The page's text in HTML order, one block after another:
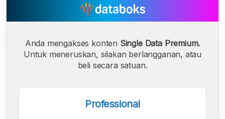
Anda mengakses konten Single Data Premium.
Untuk meneruskan, silakan berlangganan, atau
beli secara satuan.
Professional